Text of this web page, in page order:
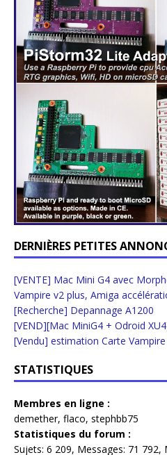
DERNIÈRES PETITES
[VENTE] Mac Mini G4 avec
Vampire v2 plus, Amiga
[Recherche] Depannage A1200
[VEND][Mac MiniG4 + Odroid
[Vendu] estimation Carte
STATISTIQUES
Membres en ligne :
demether, flaco, stephbb75
Statistiques du forum :
Sujets: 6 209, Messages: 71 792,